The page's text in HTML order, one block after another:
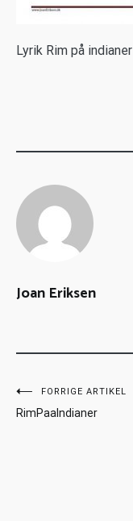
Lyrik Rim på indianer
Joan Eriksen
FORRIGE ARTIKEL
RimPaaIndianer